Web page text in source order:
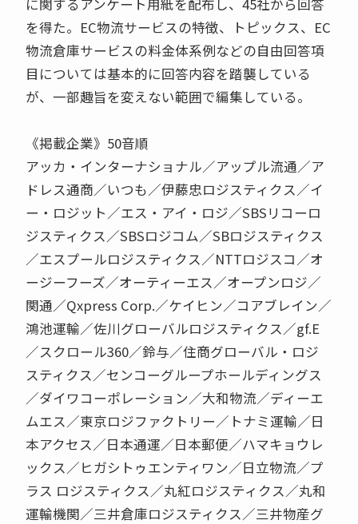
に関するアンケート用紙を配布し、45社から回答
を得た。EC物流サービスの特徴、トピックス、EC
物流倉庫サービスの料金体系例などの自由回答項
目については基本的に回答内容を踏襲している
が、一部趣旨を変えない範囲で編集している。
《掲載企業》50音順
アッカ・インターナショナル／アップル流通／ア
ドレス通商／いつも／伊藤忠ロジスティクス／イ
ー・ロジット／エス・アイ・ロジ／SBSリコーロ
ジスティクス／SBSロジコム／SBロジスティクス
／エスプールロジスティクス／NTTロジスコ／オ
ージーフーズ／オーティーエス／オープンロジ／
関通／Qxpress Corp.／ケイヒン／コアブレイン／
鴻池運輸／佐川グローバルロジスティクス／gf.E
／スクロール360／鈴与／住商グローバル・ロジ
スティクス／センコーグループホールディングス
／ダイワコーポレーション／大和物流／ディーエ
ムエス／東京ロジファクトリー／トナミ運輸／日
本アクセス／日本通運／日本郵便／ハマキョウレ
ックス／ヒガシトゥエンティワン／日立物流／プ
ラス ロジスティクス／丸紅ロジスティクス／丸和
運輸機関／三井倉庫ロジスティクス／三井物産グ